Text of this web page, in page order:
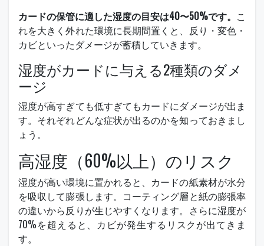
カードの保管に適した湿度の目安は40〜50%です。 こ
れを大きく外れた環境に長期間置くと、反り・変色・
カビといったダメージが蓄積していきます。
湿度がカードに与える2種類のダメ
ージ
湿度が高すぎても低すぎてもカードにダメージが出ま
す。それぞれどんな症状が出るのかを知っておきまし
ょう。
高湿度（60%以上）のリスク
湿度が高い環境に置かれると、カードの紙素材が水分
を吸収して膨張します。コーティング層と紙の膨張率
の違いから反りが生じやすくなります。さらに湿度が
70%を超えると、カビが発生するリスクが出てきま
す。